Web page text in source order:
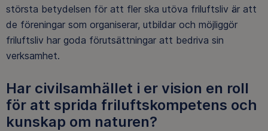
största betydelsen för att fler ska utöva friluftsliv är att
de föreningar som organiserar, utbildar och möjliggör
friluftsliv har goda förutsättningar att bedriva sin
verksamhet.
Har civilsamhället i er vision en roll
för att sprida friluftskompetens och
kunskap om naturen?